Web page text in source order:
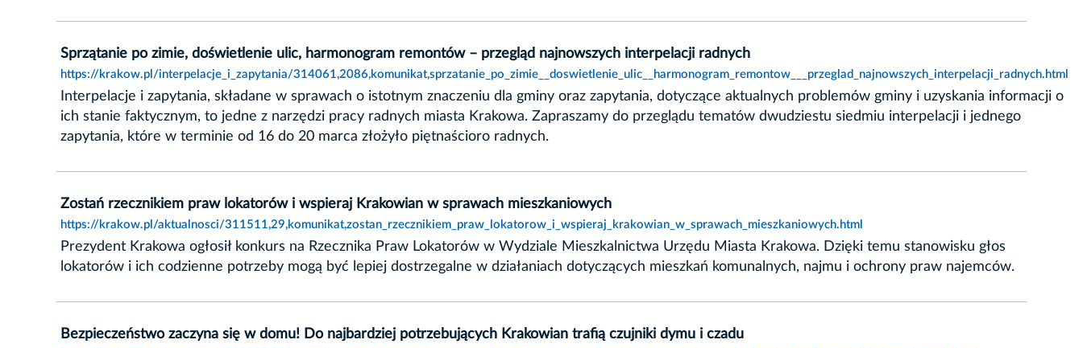
Sprzątanie po zimie, doświetlenie ulic, harmonogram remontów – przegląd najnowszych interpelacji radnych
https://krakow.pl/interpelacje_i_zapytania/314061,2086,komunikat,sprzatanie_po_zimie__doswietlenie_ulic__harmonogram_remontow___przeglad_najnowszych_interpelacji_radnych.html
Interpelacje i zapytania, składane w sprawach o istotnym znaczeniu dla gminy oraz zapytania, dotyczące aktualnych problemów gminy i uzyskania informacji o
ich stanie faktycznym, to jedne z narzędzi pracy radnych miasta Krakowa. Zapraszamy do przeglądu tematów dwudziestu siedmiu interpelacji i jednego
zapytania, które w terminie od 16 do 20 marca złożyło piętnaścioro radnych.
Zostań rzecznikiem praw lokatorów i wspieraj Krakowian w sprawach mieszkaniowych
https://krakow.pl/aktualnosci/311511,29,komunikat,zostan_rzecznikiem_praw_lokatorow_i_wspieraj_krakowian_w_sprawach_mieszkaniowych.html
Prezydent Krakowa ogłosił konkurs na Rzecznika Praw Lokatorów w Wydziale Mieszkalnictwa Urzędu Miasta Krakowa. Dzięki temu stanowisku głos
lokatorów i ich codzienne potrzeby mogą być lepiej dostrzegalne w działaniach dotyczących mieszkań komunalnych, najmu i ochrony praw najemców.
Bezpieczeństwo zaczyna się w domu! Do najbardziej potrzebujących Krakowian trafią czujniki dymu i czadu